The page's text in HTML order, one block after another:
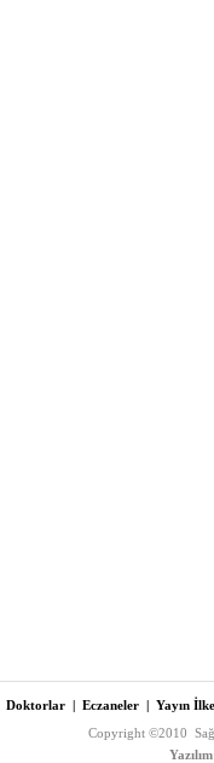
Doktorlar | Eczaneler | Yayın
Copyright ©2010